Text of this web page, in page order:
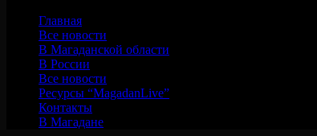
Главная
Все новости
В Магаданской области
В России
Все новости
Ресурсы “MagadanLive”
Контакты
В Магадане